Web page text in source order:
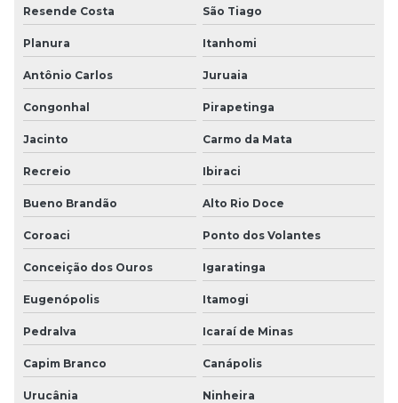
Resende Costa São Tiago
Planura Itanhomi
Antônio Carlos Juruaia
Congonhal Pirapetinga
Jacinto Carmo da Mata
Recreio Ibiraci
Bueno Brandão Alto Rio Doce
Coroaci Ponto dos Volantes
Conceição dos Ouros Igaratinga
Eugenópolis Itamogi
Pedralva Icaraí de Minas
Capim Branco Canápolis
Urucânia Ninheira